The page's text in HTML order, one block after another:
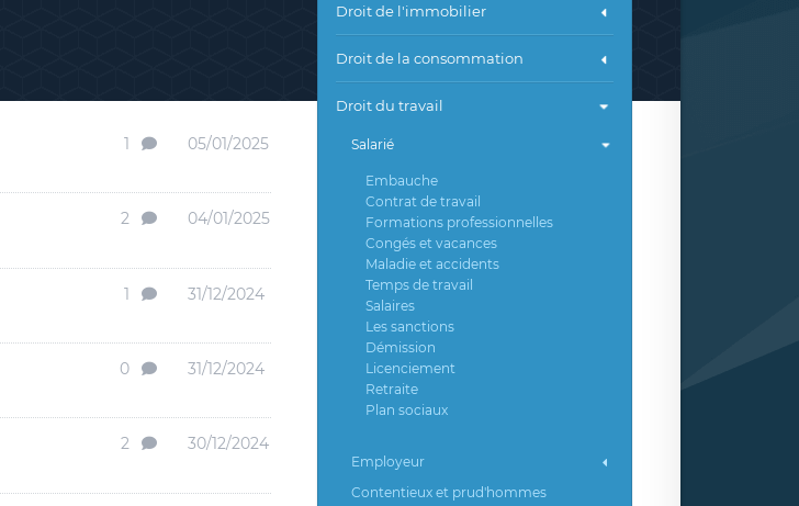
1 05/01/2025
2 04/01/2025
1 31/12/2024
0 31/12/2024
2 30/12/2024
Droit de l'immobilier
Droit de la consommation
Droit du travail
Salarié
Embauche
Contrat de travail
Formations professionnelles
Congés et vacances
Maladie et accidents
Temps de travail
Salaires
Les sanctions
Démission
Licenciement
Retraite
Plan sociaux
Employeur
Contentieux et prud'hommes